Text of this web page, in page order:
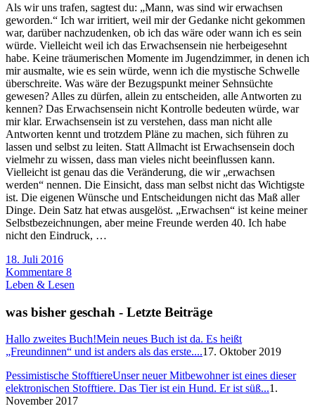
Als wir uns trafen, sagtest du: „Mann, was sind wir erwachsen
geworden.“ Ich war irritiert, weil mir der Gedanke nicht gekommen
war, darüber nachzudenken, ob ich das wäre oder wann ich es sein
würde. Vielleicht weil ich das Erwachsensein nie herbeigesehnt
habe. Keine träumerischen Momente im Jugendzimmer, in denen ich
mir ausmalte, wie es sein würde, wenn ich die mystische Schwelle
überschreite. Was wäre der Bezugspunkt meiner Sehnsüchte
gewesen? Alles zu dürfen, allein zu entscheiden, alle Antworten zu
kennen? Das Erwachsensein nicht Kontrolle bedeuten würde, war
mir klar. Erwachsensein ist zu verstehen, dass man nicht alle
Antworten kennt und trotzdem Pläne zu machen, sich führen zu
lassen und selbst zu leiten. Statt Allmacht ist Erwachsensein doch
vielmehr zu wissen, dass man vieles nicht beeinflussen kann.
Vielleicht ist genau das die Veränderung, die wir „erwachsen
werden“ nennen. Die Einsicht, dass man selbst nicht das Wichtigste
ist. Die eigenen Wünsche und Entscheidungen nicht das Maß aller
Dinge. Dein Satz hat etwas ausgelöst. „Erwachsen“ ist keine meiner
Selbstbezeichnungen, aber meine Freunde werden 40. Ich habe
nicht den Eindruck, …
18. Juli 2016
Kommentare 8
Leben & Lesen
was bisher geschah - Letzte Beiträge
Hallo zweites Buch!Mein neues Buch ist da. Es heißt
„Freundinnen“ und ist anders als das erste....17. Oktober 2019
Pessimistische StofftiereUnser neuer Mitbewohner ist eines dieser
elektronischen Stofftiere. Das Tier ist ein Hund. Er ist süß...1.
November 2017